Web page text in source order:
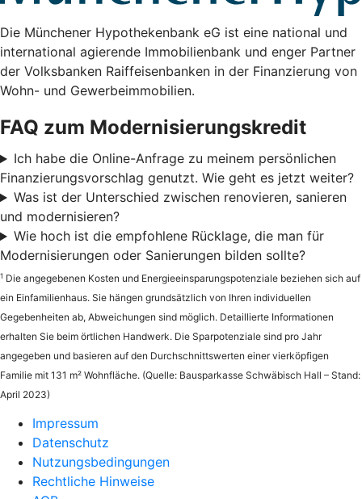
Die Münchener Hypothekenbank eG ist eine national und
international agierende Immobilienbank und enger Partner
der Volksbanken Raiffeisenbanken in der Finanzierung von
Wohn- und Gewerbeimmobilien.
FAQ zum Modernisierungskredit
Ich habe die Online-Anfrage zu meinem persönlichen
Finanzierungsvorschlag genutzt. Wie geht es jetzt weiter?
Was ist der Unterschied zwischen renovieren, sanieren
und modernisieren?
Wie hoch ist die empfohlene Rücklage, die man für
Modernisierungen oder Sanierungen bilden sollte?
1 Die angegebenen Kosten und Energieeinsparungspotenziale beziehen sich auf
ein Einfamilienhaus. Sie hängen grundsätzlich von Ihren individuellen
Gegebenheiten ab, Abweichungen sind möglich. Detaillierte Informationen
erhalten Sie beim örtlichen Handwerk. Die Sparpotenziale sind pro Jahr
angegeben und basieren auf den Durchschnittswerten einer vierköpfigen
Familie mit 131 m² Wohnfläche. (Quelle: Bausparkasse Schwäbisch Hall – Stand:
April 2023)
Impressum
Datenschutz
Nutzungsbedingungen
Rechtliche Hinweise